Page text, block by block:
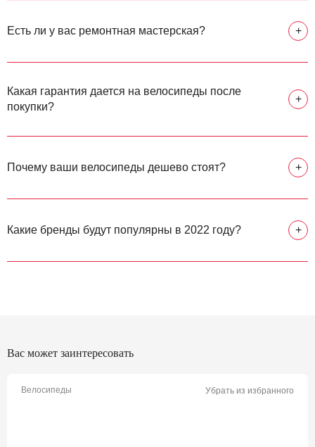
Есть ли у вас ремонтная мастерская? +
Какая гарантия дается на велосипеды после
покупки?
+
Почему ваши велосипеды дешево стоят? +
Какие бренды будут популярны в 2022 году? +
Вас может заинтересовать
Велосипеды Убрать из избранного